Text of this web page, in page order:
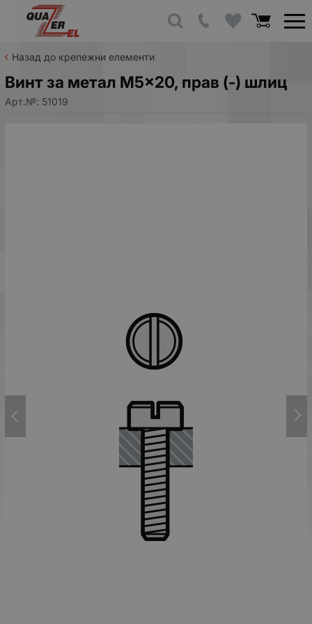
Назад до крепежни елементи
Винт за метал M5x20, прав (-) шлиц
Арт.№: 51019